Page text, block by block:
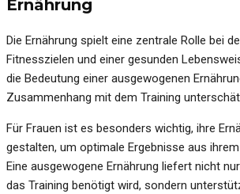
Ernährung
Die Ernährung spielt eine zentrale Rolle bei
Fitnesszielen und einer gesunden
die Bedeutung einer ausgewogenen
Zusammenhang mit dem Training
Für Frauen ist es besonders wichtig, ihre
gestalten, um optimale Ergebnisse aus
Eine ausgewogene Ernährung liefert nicht
das Training benötigt wird, sondern